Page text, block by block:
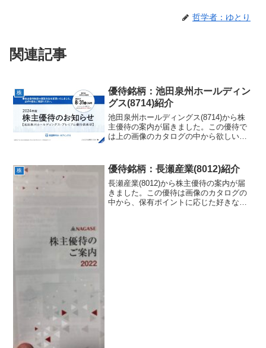
哲学者：ゆとり
関連記事
株
優待銘柄：池田泉州ホールディン
グス(8714)紹介
池田泉州ホールディングス(8714)から株
主優待の案内が届きました。この優待で
は上の画像のカタログの中から欲しいも
ました。関西の方ならご存知の方が多い
と思います。「み...
株 優待銘柄：長瀬産業(8012)紹介
長瀬産業(8012)から株主優待の案内が届
きました。この優待は画像のカタログの
中から、保有ポイントに応じた好きな商